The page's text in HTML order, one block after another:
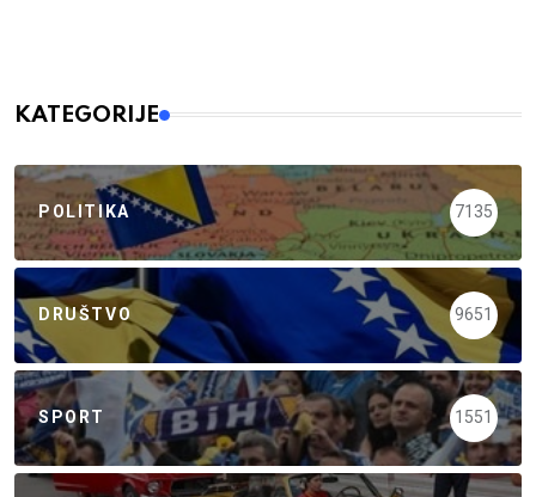
KATEGORIJE
POLITIKA 7135
DRUŠTVO 9651
SPORT 1551